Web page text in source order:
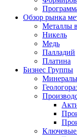
Обзор рынка
Металлы
Никель
Медь
Палладий
Платина
Бизнес Группы